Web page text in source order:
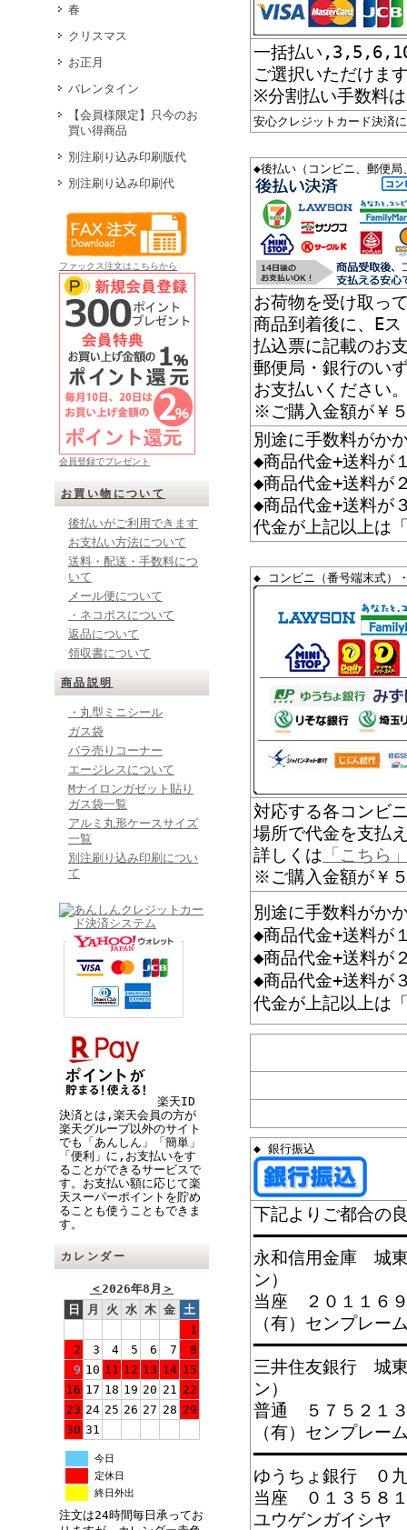
春
クリスマス
お正月
バレンタイン
【会員様限定】只今のお
買い得商品
別注刷り込み印刷版代
別注刷り込み印刷代
ファックス注文はこちらから
会員登録でプレゼント
お買い物について
後払いがご利用できます
お支払い方法について
送料・配送・手数料につ
いて
メール便について
・ネコポスについて
返品について
領収書について
商品説明
・丸型ミニシール
ガス袋
バラ売りコーナー
エージレスについて
Mナイロンガゼット貼り
ガス袋一覧
アルミ丸形ケースサイズ
一覧
別注刷り込み印刷につい
て
楽天ID
決済とは,楽天会員の方が
楽天グループ以外のサイト
でも「あんしん」「簡単」
「便利」に,お支払いをす
ることができるサービスで
す。お支払い額に応じて楽
天スーパーポイントを貯め
ることも使うこともできま
す。
カレンダー
＜2026年8月 ＞
日
月 火 水 木 金 土
1
2
3 4 5 6 7
8
9 10 11 12 13 14 15
16 17 18 19 20 21 22
23 24 25 26 27 28 29
30 31
今日
定休日
終日外出
注文は24時間毎日承ってお
一括払い
ご選択いただけま
※分割払い手数料
安心クレジットカード決済
◆後払い（コンビニ、郵便局
お荷物を受け取っ
商品到着後に、E
払込票に記載のお
郵便局・銀行のい
お支払いください
※ご購入金額が￥
別途に手数料がか
◆商品代金+送料が
◆商品代金+送料が
◆商品代金+送料が
代金が上記以上は
◆ コンビニ（番号端末式）
対応する各コンビ
場所で代金を支払
詳しくは 「こちら
※ご購入金額が￥
別途に手数料がか
◆商品代金+送料が
◆商品代金+送料が
◆商品代金+送料が
代金が上記以上は
◆ 銀行振込
下記よりご都合の
永和信用金庫 城
ン）
当座 ２０１１６
（有）センプレ
三井住友銀行 城
ン）
普通 ５７５２１
（有）
ゆうちょ銀行 ０
当座 ０１３５８
ユウゲンガイシヤ